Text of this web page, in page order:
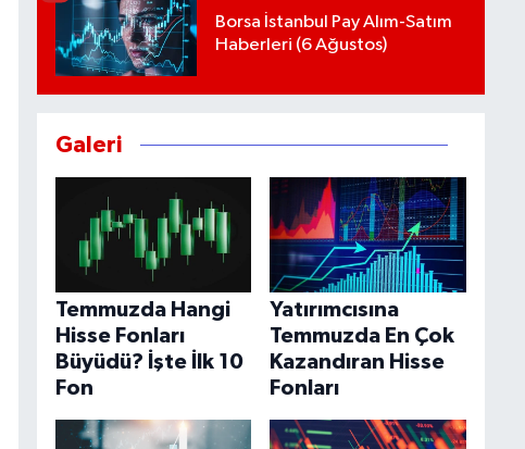
Borsa İstanbul Pay Alım-Satım
Haberleri (6 Ağustos)
Galeri
Temmuzda Hangi
Hisse Fonları
Büyüdü? İşte İlk 10
Fon
Yatırımcısına
Temmuzda En Çok
Kazandıran Hisse
Fonları